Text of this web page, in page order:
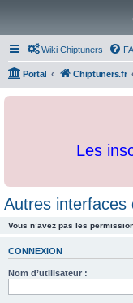
Wiki Chiptuners
Portal Chiptuners.fr
Les
Autres interfaces
Vous n’avez pas les
CONNEXION
Nom d’utilisateur :